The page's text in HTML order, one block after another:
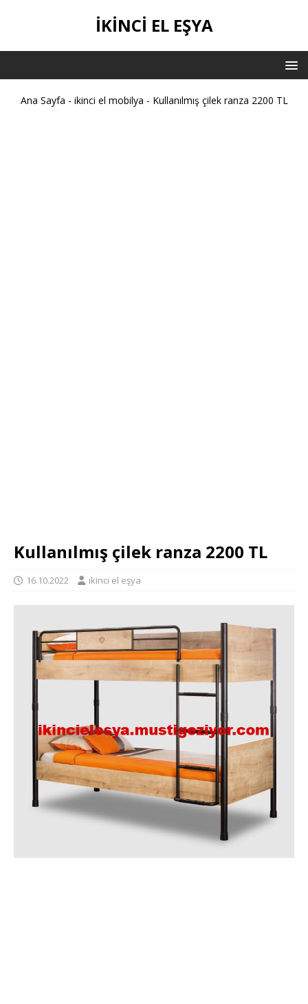
IKINCI EL EŞYA
Ana Sayfa - ikinci el mobilya - Kullanılmış çilek ranza 2200 TL
Kullanılmış çilek ranza 2200 TL
16.10.2022 ikinci el eşya